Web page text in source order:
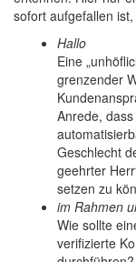
sofort aufgefallen
Hallo
Eine
grenzender
Anrede,
Geschlecht
geehrter
setzen zu
im Rahmen
Wie sollte
verifizierte